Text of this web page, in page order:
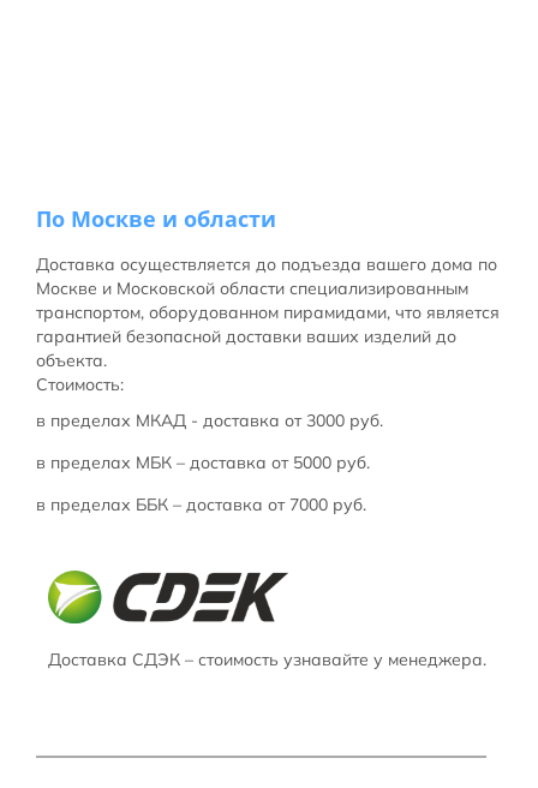
По Москве и области
Доставка осуществляется до подъезда вашего дома по
Москве и Московской области специализированным
транспортом, оборудованном пирамидами, что является
гарантией безопасной доставки ваших изделий до
объекта.
Стоимость:
в пределах МКАД - доставка от 3000 руб.
в пределах МБК – доставка от 5000 руб.
в пределах ББК – доставка от 7000 руб.
Доставка СДЭК – стоимость узнавайте у менеджера.